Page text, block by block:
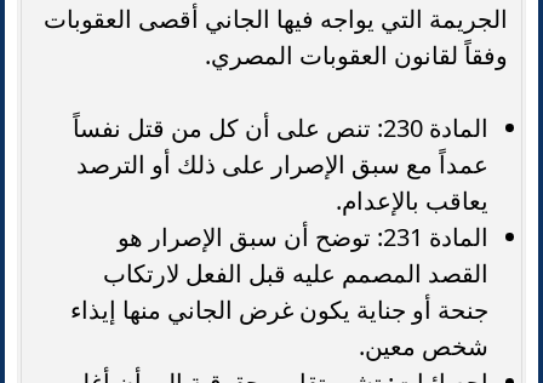
الجريمة التي يواجه فيها الجاني أقصى العقوبات
وفقاً لقانون العقوبات المصري.
المادة 230: تنص على أن كل من قتل نفساً
عمداً مع سبق الإصرار على ذلك أو الترصد
يعاقب بالإعدام.
المادة 231: توضح أن سبق الإصرار هو
القصد المصمم عليه قبل الفعل لارتكاب
جنحة أو جناية يكون غرض الجاني منها إيذاء
شخص معين.